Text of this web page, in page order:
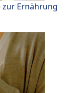
Ernährung